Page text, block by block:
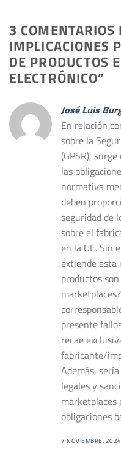
3 COMENTARIOS
IMPLICACIONES
DE PRODUCTOS
ELECTRÓNICO”
José Luis
En relación
sobre la
(GPSR),
las
normativa
deben
seguridad de
sobre el
en la UE. Sin
extiende esta
productos
presente
recae
fabricante/
Además,
legales y
marketplaces
obligaciones
7 NOVIEMBRE,